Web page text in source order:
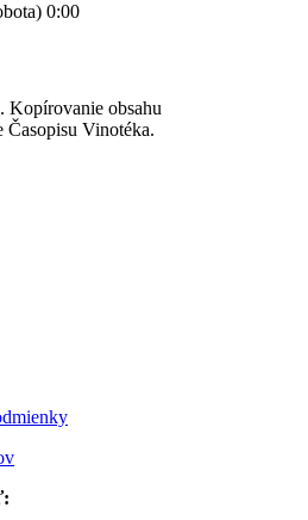
0:00
Kopírovanie obsahu
Časopisu Vinotéka.